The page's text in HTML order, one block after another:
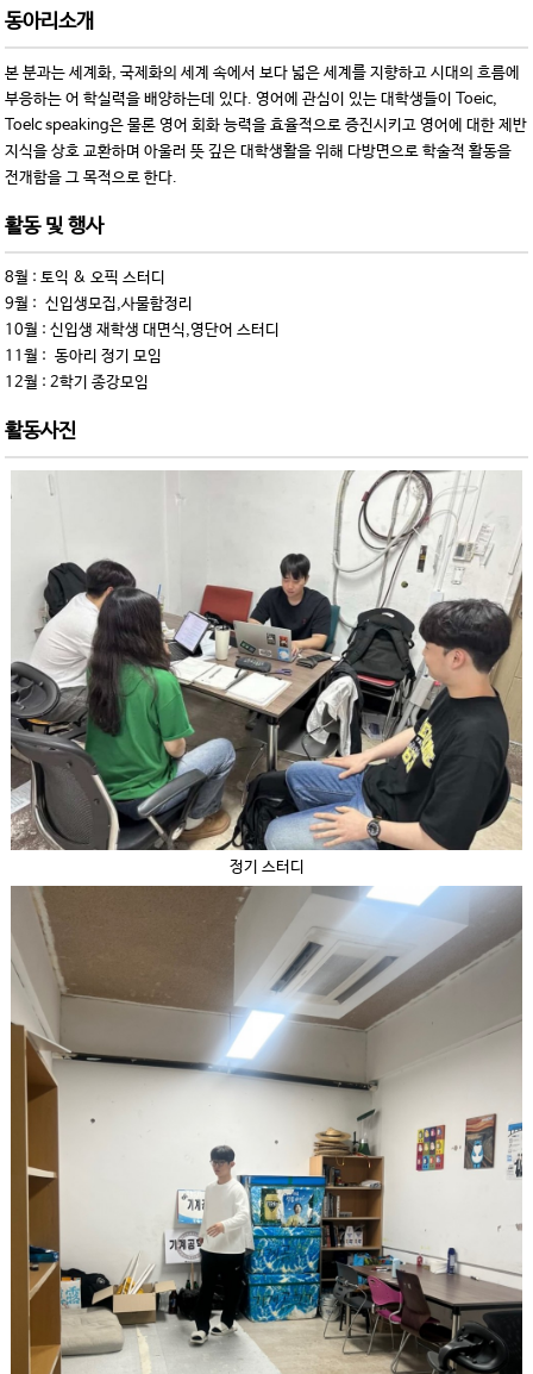
동아리소개
본 분과는 세계화, 국제화의 세계 속에서 보다 넓은 세계를 지향하고 시대의 흐름에
부응하는 어 학실력을 배양하는데 있다. 영어에 관심이 있는 대학생들이 Toeic,
Toelc speaking은 물론 영어 회화 능력을 효율적으로 증진시키고 영어에 대한 제반
지식을 상호 교환하며 아울러 뜻 깊은 대학생활을 위해 다방면으로 학술적 활동을
전개함을 그 목적으로 한다.
활동 및 행사
8월 : 토익 & 오픽 스터디
9월 : 신입생모집,사물함정리
10월 : 신입생 재학생 대면식,영단어 스터디
11월 : 동아리 정기 모임
12월 : 2학기 종강모임
활동사진
정기 스터디